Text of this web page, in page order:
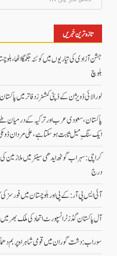
کریں
برائے:
تازہ ترین خبریں
جشن آزادی کی تیاریوں میں کوئٹہ جگمگا اٹھا،
بلوچ
لورالائی ڈویژن کے ڈپٹی کمشنرز دفاتر میں
پاکستان، سعودی عرب اور ترکیہ کے درمیان طے
ایک سنگِ میل ثابت ہو سکتا ہے، علی مردان
درج
آئی ایس پی آر: کے پی اور بلوچستان میں فورسز کی کارروائیاں، 10 دہشت گرد ہلاک، 12
آل پاکستان گڈز ٹرانسپورٹ اتحاد کی ملک بھر
سوراب: دشت گوران میں قومی شاہراہ پر بم